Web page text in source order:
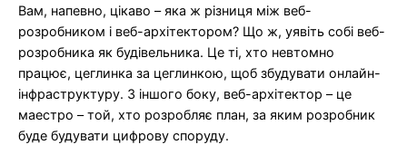
Вам, напевно, цікаво – яка ж різниця між веб-
розробником і веб-архітектором? Що ж, уявіть собі веб-
розробника як будівельника. Це ті, хто невтомно
працює, цеглинка за цеглинкою, щоб збудувати онлайн-
інфраструктуру. З іншого боку, веб-архітектор – це
маестро – той, хто розробляє план, за яким розробник
буде будувати цифрову споруду.